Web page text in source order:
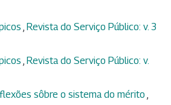
, Revista do Serviço Público: v. 3
, Revista do Serviço Público: v.
sôbre o sistema do mérito ,